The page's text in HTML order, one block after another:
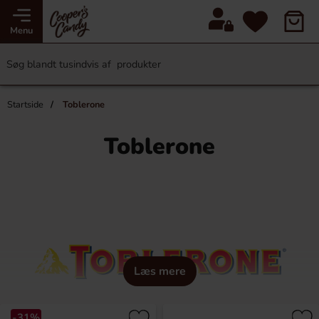
Menu
Startside Toblerone
Toblerone
Læs mere